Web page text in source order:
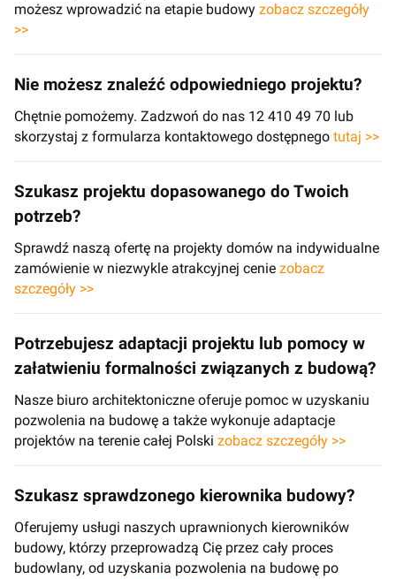
możesz wprowadzić na etapie budowy zobacz szczegóły
>>
Nie możesz znaleźć odpowiedniego projektu?
Chętnie pomożemy. Zadzwoń do nas 12 410 49 70 lub
skorzystaj z formularza kontaktowego dostępnego tutaj >>
Szukasz projektu dopasowanego do Twoich
potrzeb?
Sprawdź naszą ofertę na projekty domów na indywidualne
zamówienie w niezwykle atrakcyjnej cenie zobacz
szczegóły >>
Potrzebujesz adaptacji projektu lub pomocy w
załatwieniu formalności związanych z budową?
Nasze biuro architektoniczne oferuje pomoc w uzyskaniu
pozwolenia na budowę a także wykonuje adaptacje
projektów na terenie całej Polski zobacz szczegóły >>
Szukasz sprawdzonego kierownika budowy?
Oferujemy usługi naszych uprawnionych kierowników
budowy, którzy przeprowadzą Cię przez cały proces
budowlany, od uzyskania pozwolenia na budowę po